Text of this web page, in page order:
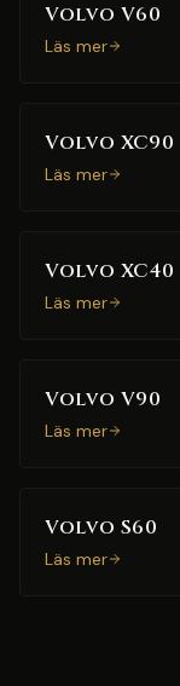
Volvo V60
Läs mer
Volvo XC90
Läs mer
Volvo XC40
Läs mer
Volvo V90
Läs mer
Volvo S60
Läs mer